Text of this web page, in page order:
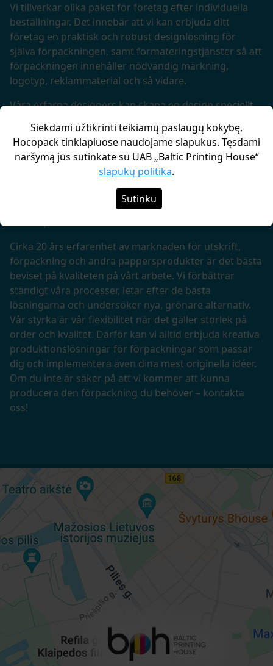
Vi tillverkar olika paket för företag efter individuella
beställningar. Det innebär att vi kan erbjuda ditt
företag en praktisk och robust designlösning för
själva förpackningen, samt formateringstjänster så att
förpackningen innehåller nödvändig märkning,
logotyp, reklammaterial och så vidare.
Våra erfarna designers kan skapa en design speciellt
produkt på ett sätt som både ser snyggt ut och håller
innehållet säkert. Våra pågående grossistaktiviteter
har hjälpt oss att förfina våra processer för
tillverkning så att vägen från förpackningsdesign till
slutprodukten blir smidig och enkel. Beställningar av
stora kvantiteter möjliggör ett attraktivt förhållande
Cirka 20 års erfarenhet av marknaden för utskrift,
förpackning och andra pappersprodukter är det bästa
beviset på kvaliteten på vårt arbete. Vi förbättrar
ständigt våra processer, letar efter de bästa
lösningarna och undersöker nya, grönare alternativ.
Vår styrka är vår flexibilitet när det gäller storlek på
order och kvalitet. Därför kan vi alltid erbjuda kreativa
produktionslösningar för förpackningar som passar
dig och implementera även dina mest originella idéer.
Om du inte är säker på att vi kommer att kunna
producera den förpackning du behöver – kontakta
oss!
Siekdami užtikrinti teikiamų paslaugų kokybę,
Hocopack tinklapiuose naudojame slapukus. Tęsdami
naršymą jūs sutinkate su UAB „Baltic Printing House“
slapukų politika.
Sutinku